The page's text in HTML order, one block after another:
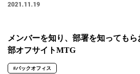
Tag
事業部
#DX＆マーケティング
2021.11.19
メンバーを知り、部署を知っても
部オフサイトMTG
#バックオフィス